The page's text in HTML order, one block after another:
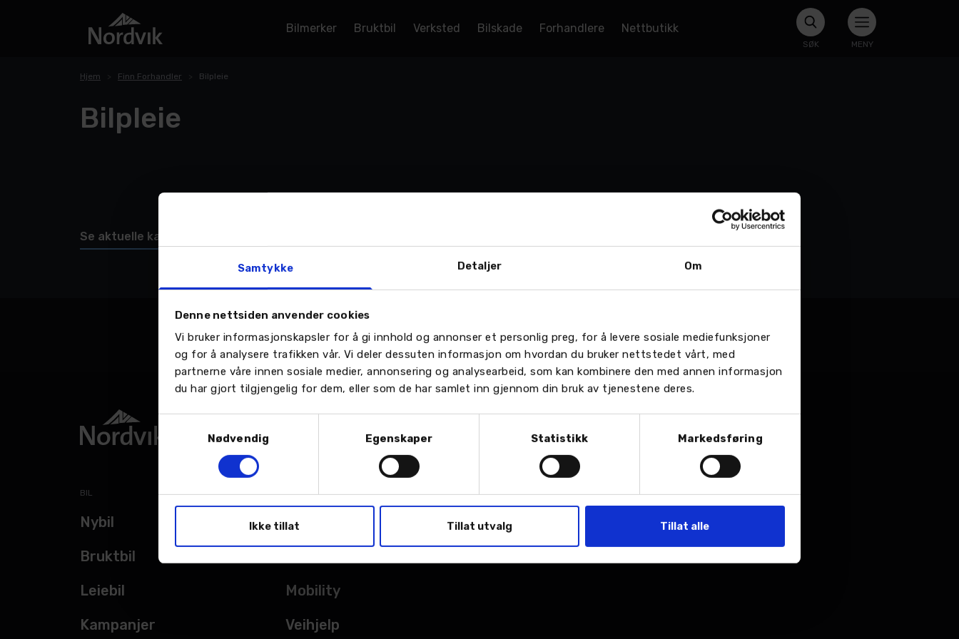
Samtykke Detaljer Om
Denne nettsiden anvender cookies
Vi bruker informasjonskapsler for å gi innhold og annonser et personlig preg, for å levere sosiale mediefunksjoner
og for å analysere trafikken vår. Vi deler dessuten informasjon om hvordan du bruker nettstedet vårt, med
partnerne våre innen sosiale medier, annonsering og analysearbeid, som kan kombinere den med annen informasjon
du har gjort tilgjengelig for dem, eller som de har samlet inn gjennom din bruk av tjenestene deres.
Nødvendig
Egenskaper Statistikk Markedsføring
Ikke tillat Tillat utvalg Tillat alle
Bilmerker Bruktbil Verksted Bilskade Forhandlere Nettbutikk
SØK MENY
Hjem Finn Forhandler Bilpleie
Bilpleie
Se aktuelle kampanjer
BIL
Nybil
Bruktbil
Leiebil
Kampanjer
TJENESTER
Verksted
Mobility
Veihjelp